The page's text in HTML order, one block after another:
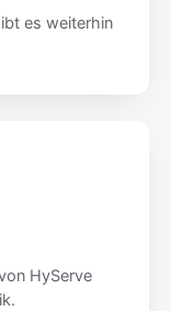
es weiterhin
HyServe